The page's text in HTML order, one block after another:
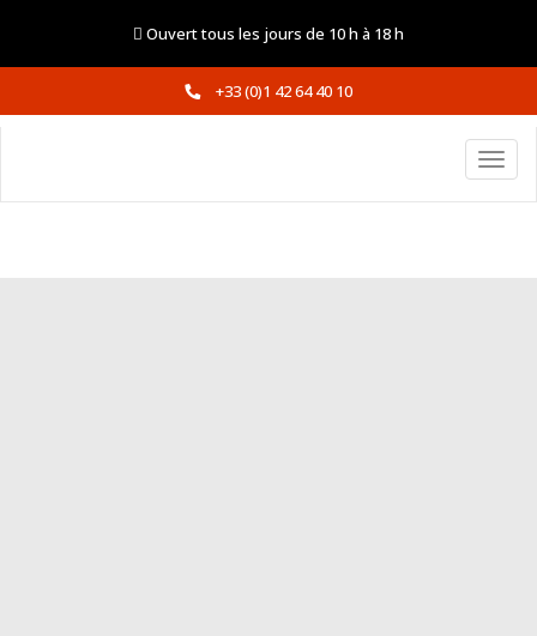
Ouvert tous les jours de 10 h à 18 h
+33 (0)1 42 64 40 10